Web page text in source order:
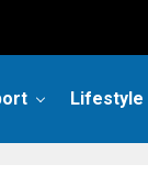
Lifestyle